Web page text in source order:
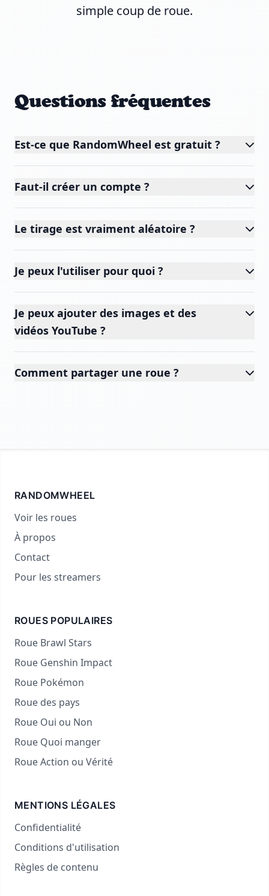
simple coup de roue.
Questions fréquentes
Est-ce que RandomWheel est gratuit ?
Faut-il créer un compte ?
Le tirage est vraiment aléatoire ?
Je peux l'utiliser pour quoi ?
Je peux ajouter des images et des
vidéos YouTube ?
Comment partager une roue ?
RANDOMWHEEL
Voir les roues
À propos
Contact
Pour les streamers
ROUES POPULAIRES
Roue Brawl Stars
Roue Genshin Impact
Roue Pokémon
Roue des pays
Roue Oui ou Non
Roue Quoi manger
Roue Action ou Vérité
MENTIONS LÉGALES
Confidentialité
Conditions d'utilisation
Règles de contenu